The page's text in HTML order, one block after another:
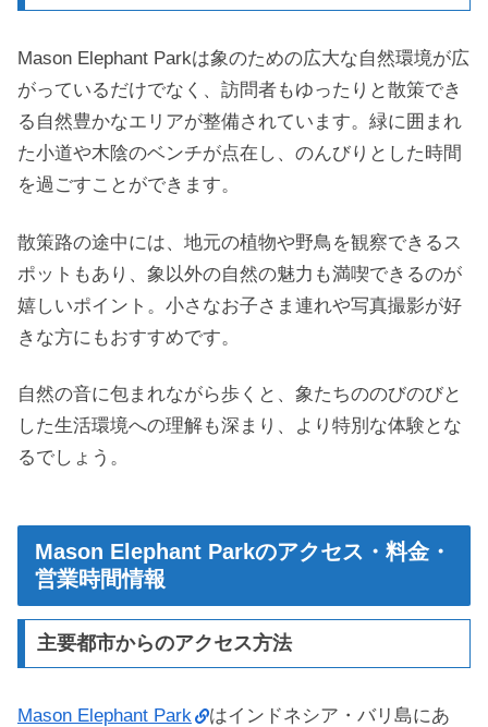
Mason Elephant Parkは象のための広大な自然環境が広
がっているだけでなく、訪問者もゆったりと散策でき
る自然豊かなエリアが整備されています。緑に囲まれ
た小道や木陰のベンチが点在し、のんびりとした時間
を過ごすことができます。
散策路の途中には、地元の植物や野鳥を観察できるス
ポットもあり、象以外の自然の魅力も満喫できるのが
嬉しいポイント。小さなお子さま連れや写真撮影が好
きな方にもおすすめです。
自然の音に包まれながら歩くと、象たちののびのびと
した生活環境への理解も深まり、より特別な体験とな
るでしょう。
Mason Elephant Parkのアクセス・料金・
営業時間情報
主要都市からのアクセス方法
Mason Elephant Park
はインドネシア・バリ島にあ